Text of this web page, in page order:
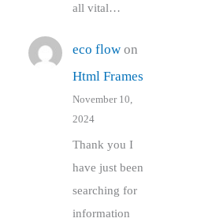
all vital…
eco flowon
Html Frames
November 10,
2024
Thank you I
have just been
searching for
information